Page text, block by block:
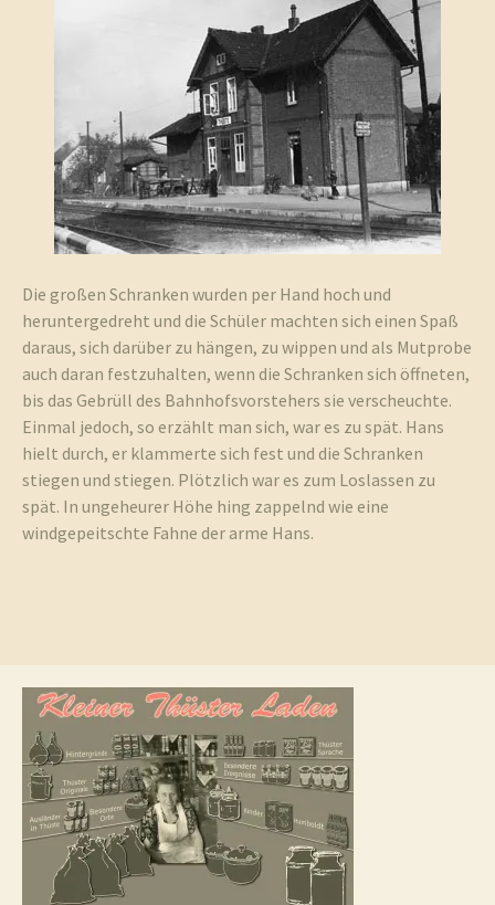
Die großen Schranken wurden per Hand hoch und
heruntergedreht und die Schüler machten sich einen Spaß
daraus, sich darüber zu hängen, zu wippen und als Mutprobe
auch daran festzuhalten, wenn die Schranken sich öffneten,
bis das Gebrüll des Bahnhofsvorstehers sie verscheuchte.
Einmal jedoch, so erzählt man sich, war es zu spät. Hans
hielt durch, er klammerte sich fest und die Schranken
stiegen und stiegen. Plötzlich war es zum Loslassen zu
spät. In ungeheurer Höhe hing zappelnd wie eine
windgepeitschte Fahne der arme Hans.